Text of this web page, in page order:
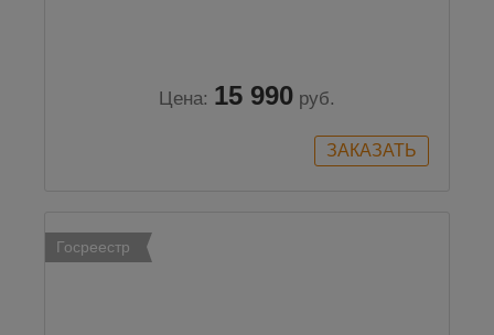
Цена: 15 990 руб.
Госреестр